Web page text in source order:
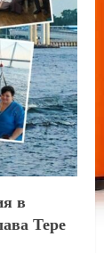
в
Тере